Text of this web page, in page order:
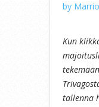
by
Kun
tallenna